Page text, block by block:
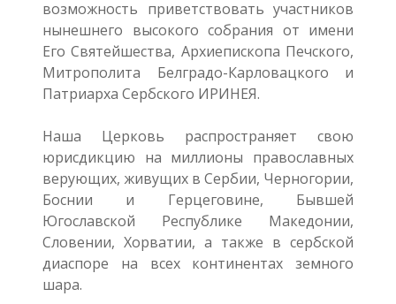
возможность приветствовать участников
нынешнего высокого собрания от имени
Его Святейшества, Архиепископа Печского,
Митрополита Белградо-Карловацкого и
Патриарха Сербского ИРИНЕЯ.
Наша Церковь распространяет свою
юрисдикцию на миллионы православных
верующих, живущих в Сербии, Черногории,
Боснии и Герцеговине, Бывшей
Югославской Республике Македонии,
Словении, Хорватии, а также в сербской
диаспоре на всех континентах земного
шара.